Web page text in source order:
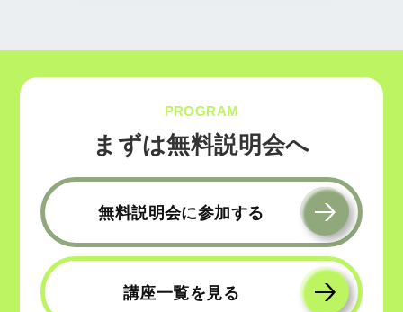
PROGRAM
まずは無料説明会へ
無料説明会に参加する
講座一覧を見る